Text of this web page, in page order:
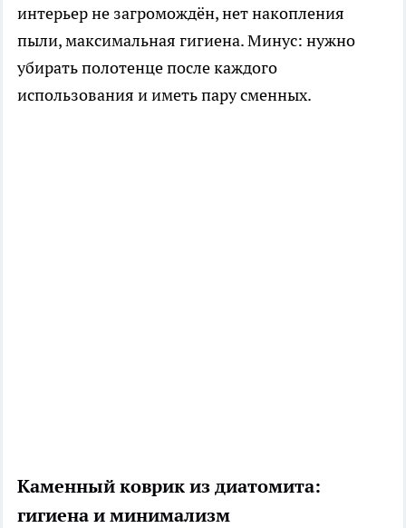
интерьер не загромождён, нет накопления
пыли, максимальная гигиена. Минус: нужно
убирать полотенце после каждого
использования и иметь пару сменных.
Каменный коврик из диатомита:
гигиена и минимализм